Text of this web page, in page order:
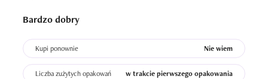
Bardzo dobry
Kupi ponownie Nie wiem
Liczba zużytych opakowań w trakcie pierwszego opakowania